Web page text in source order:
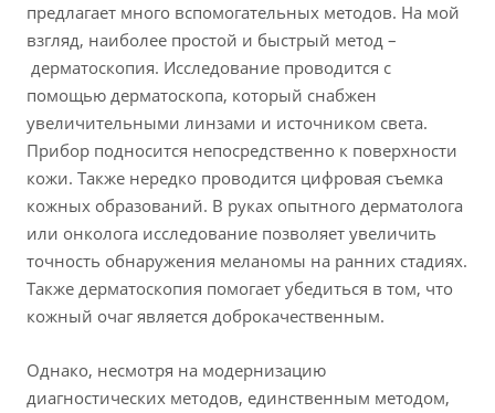
предлагает много вспомогательных методов. На мой
взгляд, наиболее простой и быстрый метод –
дерматоскопия. Исследование проводится с
помощью дерматоскопа, который снабжен
увеличительными линзами и источником света.
Прибор подносится непосредственно к поверхности
кожи. Также нередко проводится цифровая съемка
кожных образований. В руках опытного дерматолога
или онколога исследование позволяет увеличить
точность обнаружения меланомы на ранних стадиях.
Также дерматоскопия помогает убедиться в том, что
кожный очаг является доброкачественным.
Однако, несмотря на модернизацию
диагностических методов, единственным методом,